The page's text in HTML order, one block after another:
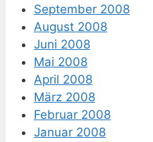
September 2008
August 2008
Juni 2008
Mai 2008
April 2008
März 2008
Februar 2008
Januar 2008